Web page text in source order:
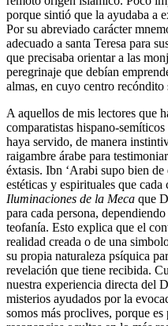
porque sintió que la ayudaba a
Por su abreviado carácter
adecuado a santa Teresa para
que precisaba orientar a las
peregrinaje que debían
almas, en cuyo centro recóndito
A aquellos de mis lectores que
comparatistas hispano-
haya servido, de manera
raigambre árabe para
éxtasis. Ibn ‘Arabi supo bien
estéticas y espirituales que
Iluminaciones de la Meca que
para cada persona,
teofanía. Esto explica que el
realidad creada o de una
su propia naturaleza psíquica
revelación que tiene recibida.
nuestra experiencia directa del
misterios ayudados por la
somos más proclives, porque